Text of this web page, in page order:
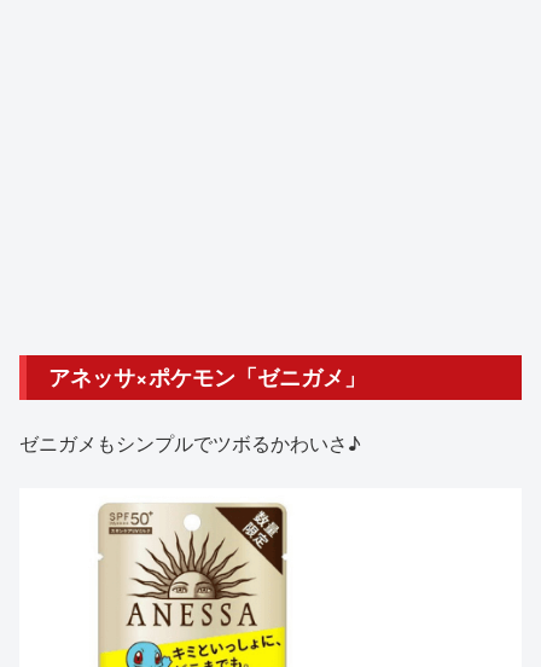
アネッサ×ポケモン「ゼニガメ」
ゼニガメもシンプルでツボるかわいさ♪